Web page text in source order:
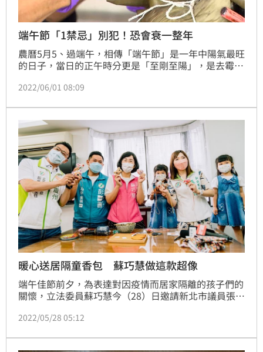
端午節「1禁忌」別犯！恐會衰一整年
農曆5月5、過端午，相傳「端午節」是一年中陽氣最旺
的日子，當日的正午時分更是「至剛至陽」，是去霉、
轉運的民眾千萬別錯過以下秘訣！
2022/06/01 08:09
暖心送居隔童香包 蘇巧慧做這款超像
端午佳節前夕，為表達對因疫情而居家隔離的孩子們的
關懷，立法委員蘇巧慧今（28）日邀請新北市議員張維
用家中不要的衣物，製作兼具永續環保與祝福的「特調
小朋友。而現場，蘇巧慧更加碼特製行政院長蘇貞昌
2022/05/28 05:12